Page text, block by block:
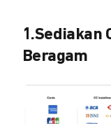
1.Sediakan
Beragam